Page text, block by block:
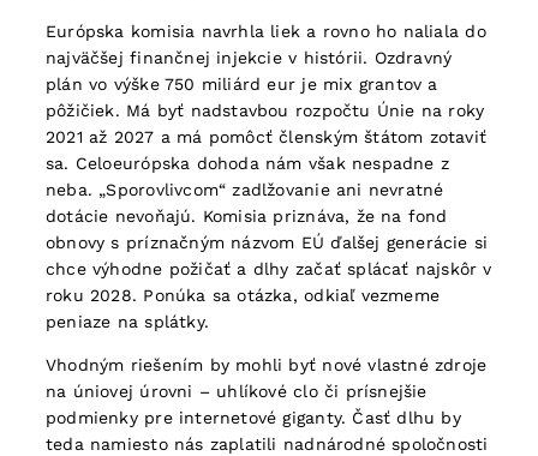
Európska komisia navrhla liek a rovno ho naliala do
najväčšej finančnej injekcie v histórii. Ozdravný
plán vo výške 750 miliárd eur je mix grantov a
pôžičiek. Má byť nadstavbou rozpočtu Únie na roky
2021 až 2027 a má pomôcť členským štátom zotaviť
sa. Celoeurópska dohoda nám však nespadne z
neba. „Sporovlivcom“ zadlžovanie ani nevratné
dotácie nevoňajú. Komisia priznáva, že na fond
obnovy s príznačným názvom EÚ ďalšej generácie si
chce výhodne požičať a dlhy začať splácať najskôr v
roku 2028. Ponúka sa otázka, odkiaľ vezmeme
peniaze na splátky.
Vhodným riešením by mohli byť nové vlastné zdroje
na úniovej úrovni – uhlíkové clo či prísnejšie
podmienky pre internetové giganty. Časť dlhu by
teda namiesto nás zaplatili nadnárodné spoločnosti